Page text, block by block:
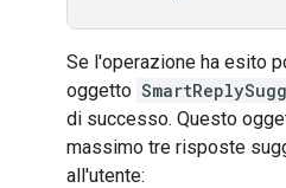
Se l'operazione ha esito
oggetto
di successo. Questo
massimo tre risposte
all'utente: